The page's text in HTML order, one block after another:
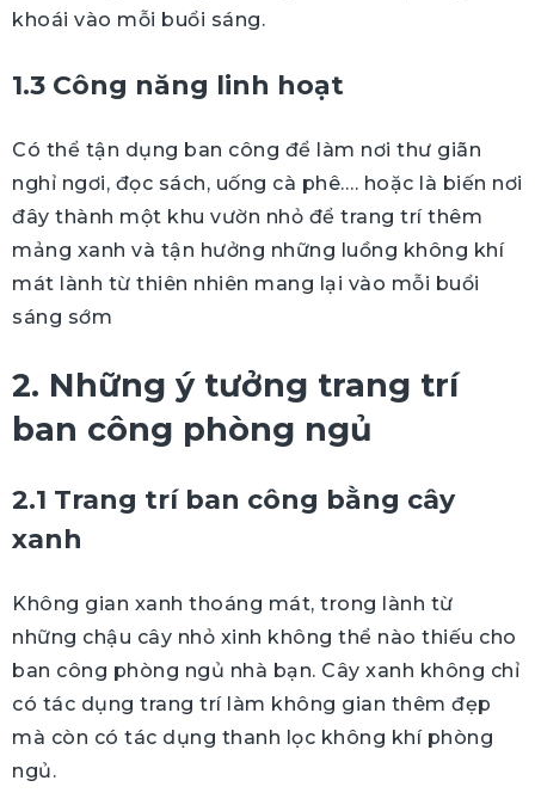
khoái vào mỗi buổi sáng.
1.3 Công năng linh hoạt
Có thể tận dụng ban công để làm nơi thư giãn
nghỉ ngơi, đọc sách, uống cà phê…. hoặc là biến nơi
đây thành một khu vườn nhỏ để trang trí thêm
mảng xanh và tận hưởng những luồng không khí
mát lành từ thiên nhiên mang lại vào mỗi buổi
sáng sớm
2. Những ý tưởng trang trí
ban công phòng ngủ
2.1 Trang trí ban công bằng cây
xanh
Không gian xanh thoáng mát, trong lành từ
những chậu cây nhỏ xinh không thể nào thiếu cho
ban công phòng ngủ nhà bạn. Cây xanh không chỉ
có tác dụng trang trí làm không gian thêm đẹp
mà còn có tác dụng thanh lọc không khí phòng
ngủ.